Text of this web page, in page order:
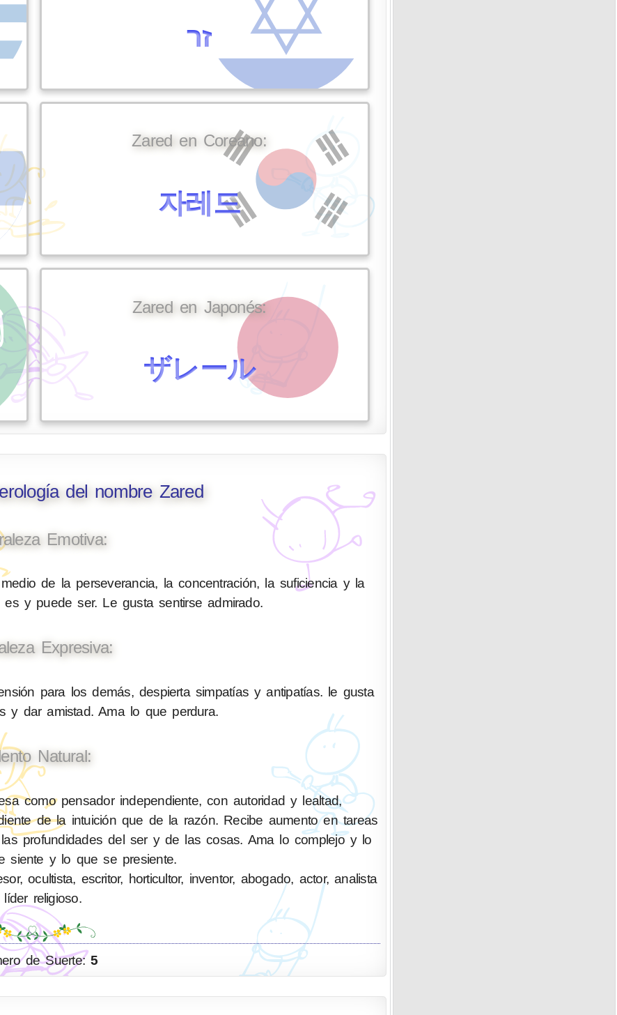
זר
Zared en Coreano:
자레드
Zared en Japonés:
ザレール
del nombre Zared
Emotiva:
de la perseverancia, la concentración, la suficiencia y la
y puede ser. Le gusta sentirse admirado.
Expresiva:
para los demás, despierta simpatías y antipatías. le gusta
y dar amistad. Ama lo que perdura.
Natural:
como pensador independiente, con autoridad y lealtad,
de la intuición que de la razón. Recibe aumento en tareas
profundidades del ser y de las cosas. Ama lo complejo y lo
siente y lo que se presiente.
ocultista, escritor, horticultor, inventor, abogado, actor, analista
religioso.
de Suerte:5